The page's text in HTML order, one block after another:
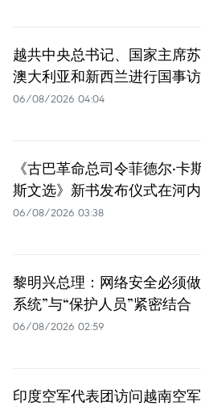
越共中央总书记、国家主席
澳大利亚和新西兰进行国事
06/08/2026 04:04
《古巴革命总司令菲德尔·卡
斯文选》新书发布仪式在河
06/08/2026 03:38
黎明兴总理：网络安全必须
系统”与“保护人员”紧密结合
06/08/2026 02:59
印度空军代表团访问越南空